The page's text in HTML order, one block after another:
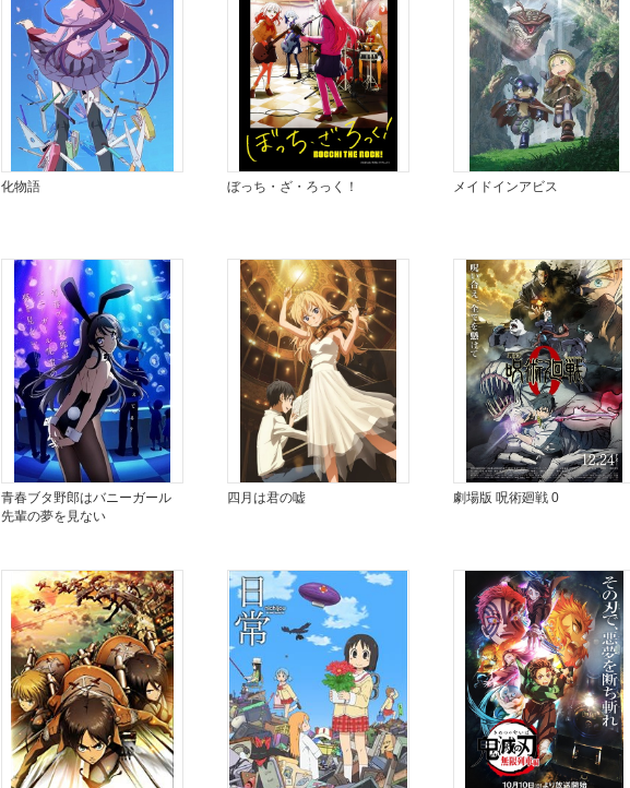
化物語 ぼっち・ざ・ろっく！ メイドインアビス
青春ブタ野郎はバニーガール
先輩の夢を見ない
四月は君の嘘 劇場版 呪術廻戦 0